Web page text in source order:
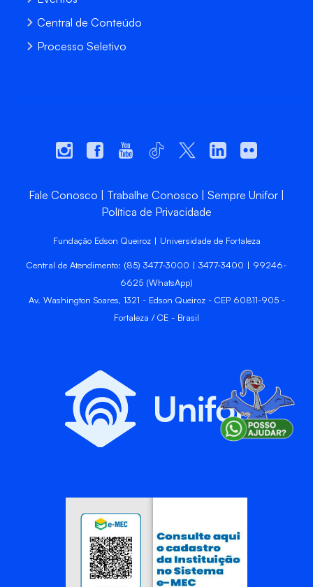
Central de Conteúdo
Processo Seletivo
Fale Conosco Trabalhe Conosco
Sempre Unifor
Política de Privacidade
Fundação Edson Queiroz | Universidade de Fortaleza
Central de Atendimento: (85) 3477-3000 | 3477-3400 | 99246-
6625 (WhatsApp)
Av. Washington Soares, 1321 - Edson Queiroz - CEP 60811-905 -
Fortaleza / CE - Brasil